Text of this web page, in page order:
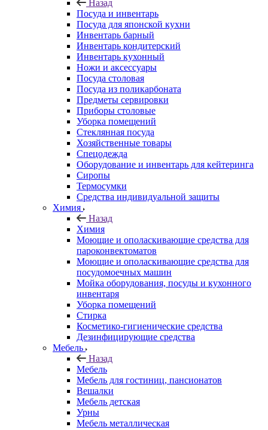
Назад
Посуда и инвентарь
Посуда для японской кухни
Инвентарь барный
Инвентарь кондитерский
Инвентарь кухонный
Ножи и аксессуары
Посуда столовая
Посуда из поликарбоната
Предметы сервировки
Приборы столовые
Уборка помещений
Стеклянная посуда
Хозяйственные товары
Спецодежда
Оборудование и инвентарь для кейтеринга
Сиропы
Термосумки
Средства индивидуальной защиты
Химия
Назад
Химия
Моющие и ополаскивающие средства для
пароконвектоматов
Моющие и ополаскивающие средства для
посудомоечных машин
Мойка оборудования, посуды и кухонного
инвентаря
Уборка помещений
Стирка
Косметико-гигиенические средства
Дезинфицирующие средства
Мебель
Назад
Мебель
Мебель для гостиниц, пансионатов
Вешалки
Мебель детская
Урны
Мебель металлическая